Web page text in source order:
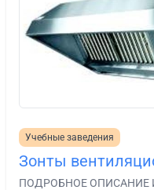
Учебные заведения
Зонты
ПОДРОБНОЕ ОПИСАНИЕ